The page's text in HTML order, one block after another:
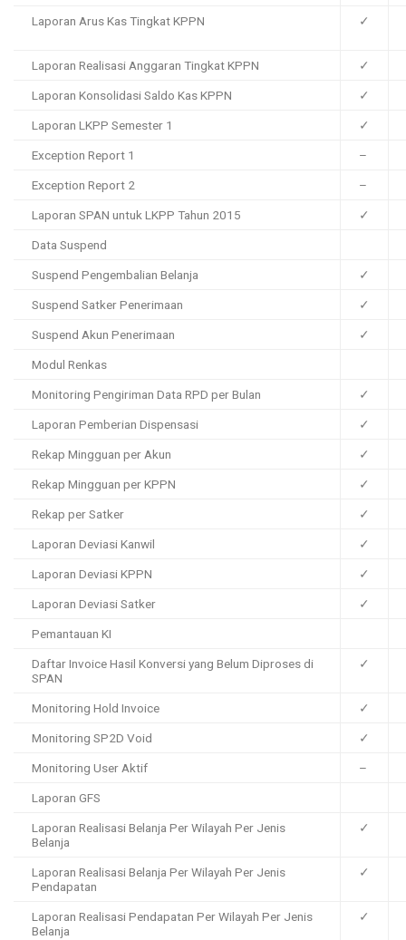
Laporan Arus Kas Tingkat KPPN ✓
Laporan Realisasi Anggaran Tingkat KPPN ✓
Laporan Konsolidasi Saldo Kas KPPN ✓
Laporan LKPP Semester 1 ✓
Exception Report 1 –
Exception Report 2 –
Laporan SPAN untuk LKPP Tahun 2015 ✓
Data Suspend
Suspend Pengembalian Belanja ✓
Suspend Satker Penerimaan ✓
Suspend Akun Penerimaan ✓
Modul Renkas
Monitoring Pengiriman Data RPD per Bulan ✓
Laporan Pemberian Dispensasi ✓
Rekap Mingguan per Akun ✓
Rekap Mingguan per KPPN ✓
Rekap per Satker ✓
Laporan Deviasi Kanwil ✓
Laporan Deviasi KPPN ✓
Laporan Deviasi Satker ✓
Pemantauan KI
Daftar Invoice Hasil Konversi yang Belum Diproses di
SPAN
✓
Monitoring Hold Invoice ✓
Monitoring SP2D Void ✓
Monitoring User Aktif –
Laporan GFS
Laporan Realisasi Belanja Per Wilayah Per Jenis
Belanja
✓
Laporan Realisasi Belanja Per Wilayah Per Jenis
Pendapatan
✓
Laporan Realisasi Pendapatan Per Wilayah Per Jenis
Belanja
✓